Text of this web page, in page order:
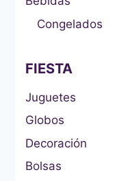
Congelados
FIESTA
Juguetes
Globos
Decoración
Bolsas